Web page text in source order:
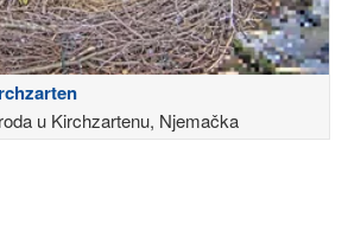
u Kirchzartenu, Njemačka